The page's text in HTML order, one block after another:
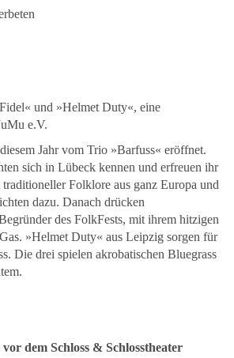
und »Helmet Duty«, eine
e.V.
Jahr vom Trio »Barfuss« eröffnet.
sich in Lübeck kennen und erfreuen ihr
Folklore aus ganz Europa und
dazu. Danach drücken
des FolkFests, mit ihrem hitzigen
»Helmet Duty« aus Leipzig sorgen für
Die drei spielen akrobatischen Bluegrass
dem Schloss & Schlosstheater